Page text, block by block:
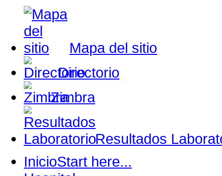
Mapa del sitio
Directorio
Zimbra
Resultados
InicioStart here...